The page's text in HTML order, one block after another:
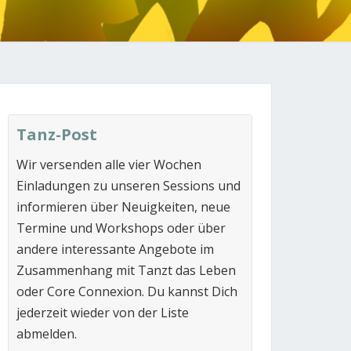
Tanz-Post
Wir versenden alle vier Wochen
Einladungen zu unseren Sessions und
informieren über Neuigkeiten, neue
Termine und Workshops oder über
andere interessante Angebote im
Zusammenhang mit Tanzt das Leben
oder Core Connexion. Du kannst Dich
jederzeit wieder von der Liste
abmelden.